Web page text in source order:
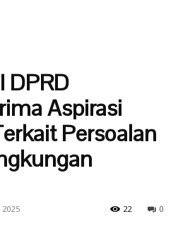
DPRD
Aspirasi
Persoalan
0
22